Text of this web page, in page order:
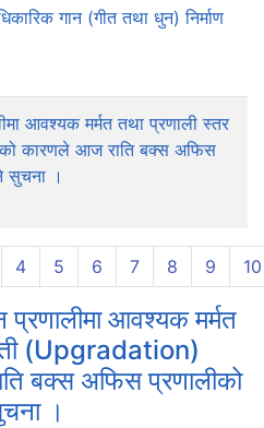
गान (गीत तथा धुन) निर्माण
आवश्यक मर्मत तथा प्रणाली स्तर
कारणले आज राति बक्स अफिस
सुचना ।
4 5 6 7 8 9 10
आवश्यक मर्मत
(Upgradation)
बक्स अफिस प्रणालीको
।